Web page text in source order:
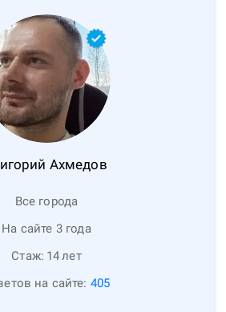
Ахмедов
Все города
На сайте 3 года
Стаж: 14лет
на сайте: 405